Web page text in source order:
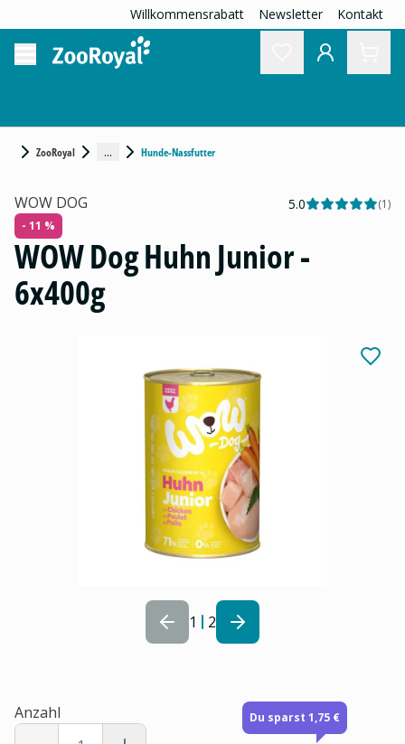
Willkommensrabatt Newsletter Kontakt
ZooRoyal ... Hunde-Nassfutter
1 2
WOW DOG 5.0 (1)
- 11 %
WOW Dog Huhn Junior -
6x400g
Anzahl Du sparst 1,75 €